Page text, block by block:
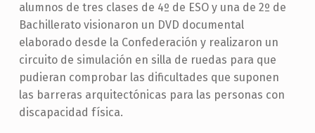
alumnos de tres clases de 4º de ESO y una de 2º de
Bachillerato visionaron un DVD documental
elaborado desde la Confederación y realizaron un
circuito de simulación en silla de ruedas para que
pudieran comprobar las dificultades que suponen
las barreras arquitectónicas para las personas con
discapacidad física.